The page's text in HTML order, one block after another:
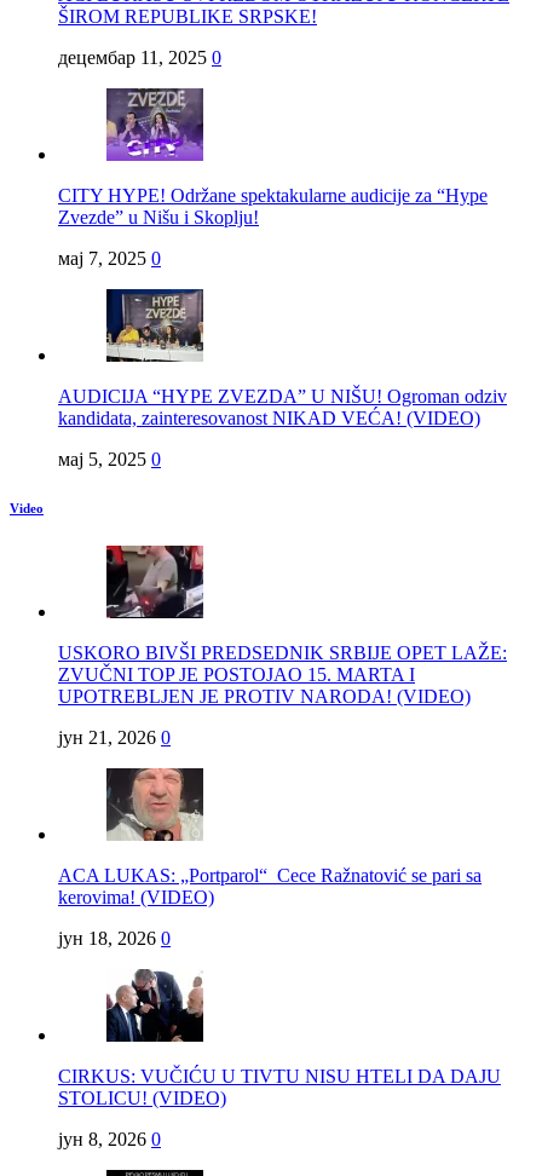
ŠIROM REPUBLIKE SRPSKE!
децембар 11, 2025 0
CITY HYPE! Održane spektakularne audicije za “Hype
Zvezde” u Nišu i Skoplju!
мај 7, 2025 0
AUDICIJA “HYPE ZVEZDA” U NIŠU! Ogroman odziv
kandidata, zainteresovanost NIKAD VEĆA! (VIDEO)
мај 5, 2025 0
Video
USKORO BIVŠI PREDSEDNIK SRBIJE OPET LAŽE:
ZVUČNI TOP JE POSTOJAO 15. MARTA I
UPOTREBLJEN JE PROTIV NARODA! (VIDEO)
јун 21, 2026 0
ACA LUKAS: „Portparol“ Cece Ražnatović se pari sa
kerovima! (VIDEO)
јун 18, 2026 0
CIRKUS: VUČIĆU U TIVTU NISU HTELI DA DAJU
STOLICU! (VIDEO)
јун 8, 2026 0